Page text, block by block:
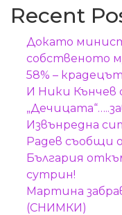
Recent
Докато
собственото
58% –
И Ники Кънчев
Извънредна
Радев съобщи
България
сутрин!
Мартина
(СНИМКИ)